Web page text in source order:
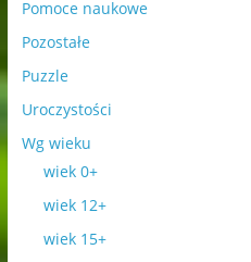
Pomoce naukowe
Pozostałe
Puzzle
Uroczystości
Wg wieku
wiek 0+
wiek 12+
wiek 15+